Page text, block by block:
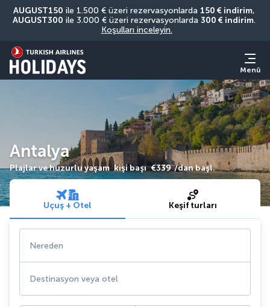
AUGUST150 ile 1.500 € üzeri rezervasyonlarda 150 € indirim
AUGUST300 ile 3.000 € üzeri rezervasyonlarda 300 € indirim
Koşulları inceleyin.
Menü
Antalya
Plajlar ve huzurlu yaşam kişi başı €339 /dan başl.
Uçuş + Otel Keşif turları
Nereden
Destinasyon veya otel